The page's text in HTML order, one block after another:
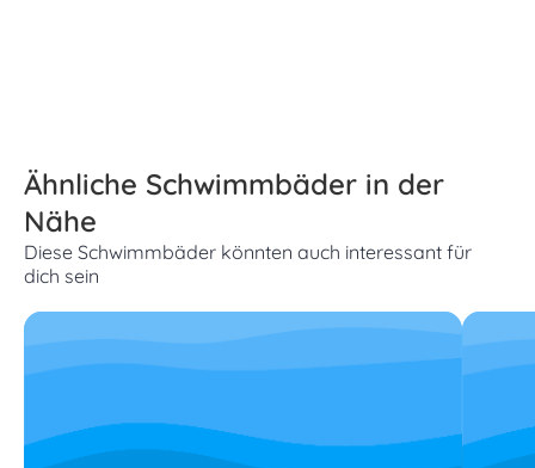
Ähnliche Schwimmbäder in der
Nähe
Diese Schwimmbäder könnten auch interessant für
dich sein